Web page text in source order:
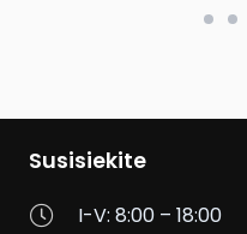
Susisiekite
I-V: 8:00 – 18:00